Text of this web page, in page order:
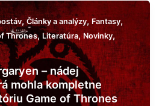
,Články a analýzy, Fantasy,
Thrones, Literatúra,Novinky,
– nádej
mohla kompletne
Game of Thrones